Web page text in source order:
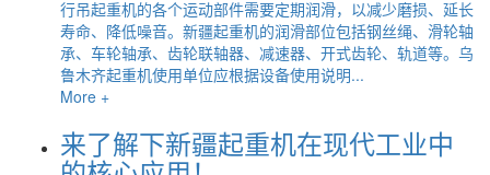
行吊起重机的各个运动部件需要定期润滑，以减少磨损、延长
寿命、降低噪音。新疆起重机的润滑部位包括钢丝绳、滑轮轴
承、车轮轴承、齿轮联轴器、减速器、开式齿轮、轨道等。乌
鲁木齐起重机使用单位应根据设备使用说明...
More +
来了解下新疆起重机在现代工业中